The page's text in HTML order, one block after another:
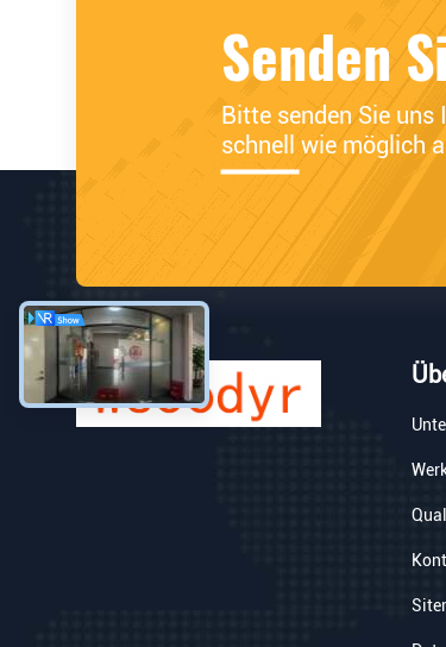
Senden
Bitte senden Sie uns
schnell wie möglich